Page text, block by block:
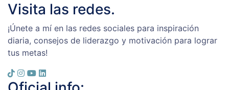
Visita las redes.
¡Únete a mí en las redes sociales para inspiración
diaria, consejos de liderazgo y motivación para lograr
tus metas!